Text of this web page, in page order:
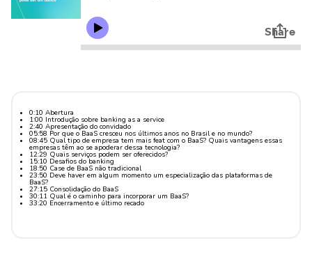
0:10 Abertura
1:00 Introdução sobre banking as a service
2:40 Apresentação do convidado
05:58 Por que o BaaS cresceu nos últimos anos no Brasil e no mundo?
08:45 Qual tipo de empresa tem mais feat com o BaaS? Quais vantagens essas
empresas têm ao se apoderar dessa tecnologia?
12:29 Quais serviços podem ser oferecidos?
15:10 Desafios do banking
18:50 Case de BaaS não tradicional
23:50 Deve haver em algum momento um especialização das plataformas de
BaaS?
27:15 Consolidação do BaaS
30:11 Qual é o caminho para incorporar um BaaS?
33:20 Encerramento e último recado